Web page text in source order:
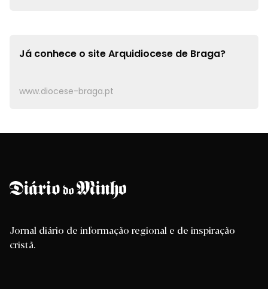
Já conhece o siteArquidiocese de Braga?
www.diocese-braga.pt
Jornal diário de informação regional e de inspiração
cristã.